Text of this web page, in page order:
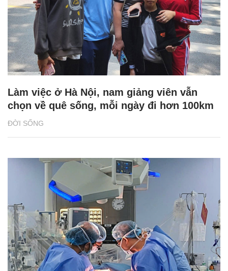
ĐỜI SỐNG
Làm việc ở Hà Nội, nam giảng viên vẫn
chọn về quê sống, mỗi ngày đi hơn 100km